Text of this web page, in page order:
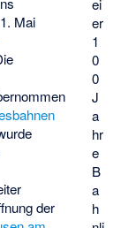
ei
er
1
0
0
J
a
hr
e
B
a
h
Mai
der